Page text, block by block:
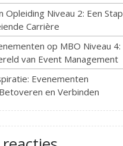
Opleiding Niveau 2: Een Stap
Carrière
op MBO Niveau 4:
van Event Management
Evenementen
en Verbinden